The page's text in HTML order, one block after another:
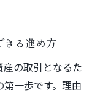
きる進め方
の取引となるた
一歩です。理由